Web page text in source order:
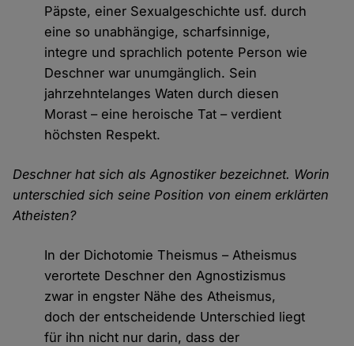
Päpste, einer Sexualgeschichte usf. durch
eine so unabhängige, scharfsinnige,
integre und sprachlich potente Person wie
Deschner war unumgänglich. Sein
jahrzehntelanges Waten durch diesen
Morast – eine heroische Tat – verdient
höchsten Respekt.
Deschner hat sich als Agnostiker bezeichnet. Worin
unterschied sich seine Position von einem erklärten
Atheisten?
In der Dichotomie Theismus – Atheismus
verortete Deschner den Agnostizismus
zwar in engster Nähe des Atheismus,
doch der entscheidende Unterschied liegt
für ihn nicht nur darin, dass der